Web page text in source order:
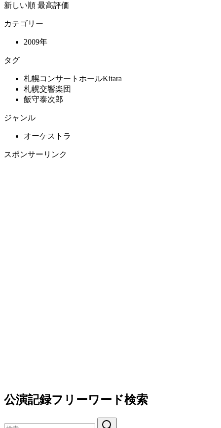
新しい順 最高評価
カテゴリー
2009年
タグ
札幌コンサートホールKitara
札幌交響楽団
飯守泰次郎
ジャンル
オーケストラ
スポンサーリンク
公演記録フリーワード検索